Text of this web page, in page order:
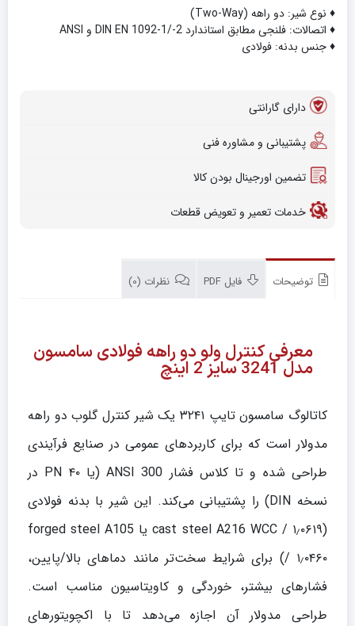
♦ نوع شیر: دو راهه (Two-Way)
♦ اتصالات: فلنجی مطابق استاندارد DIN EN 1092-1/-2 و ANSI
♦ جنس بدنه: فولادی
دارای گارانتی
پشتیبانی و مشاوره فنی
تضمین اورجینال بودن کالا
خدمات تعمیر و تعویض قطعات
توضیحات فایل PDF نظرات (0)
معرفی کنترل ولو دو راهه فولادی سامسون
مدل 3241 سایز 2 اینچ
کاتالوگ سامسون تایپ ۳۲۴۱ یک شیر کنترل گلوب دو راهه
مدولار است که برای کاربردهای عمومی در صنایع فرآیندی
طراحی شده و تا کلاس فشار ANSI 300 (یا PN ۴۰ در
نسخه DIN) را پشتیبانی می‌کند. این شیر با بدنه فولادی
(cast steel A216 WCC / ۱٫۰۶۱۹ یا forged steel A105
/ ۱٫۰۴۶۰) برای شرایط سخت‌تر مانند دماهای بالا/پایین،
فشارهای بیشتر، خوردگی و کاویتاسیون مناسب است.
طراحی مدولار آن اجازه می‌دهد تا با اکچویتورهای